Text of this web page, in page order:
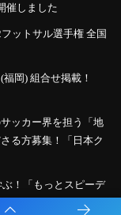
催しました
ットサル選手権 全国
岡) 組合せ掲載！
ッカー界を担う「地
る方募集！「日本ク
！「もっとスピーデ